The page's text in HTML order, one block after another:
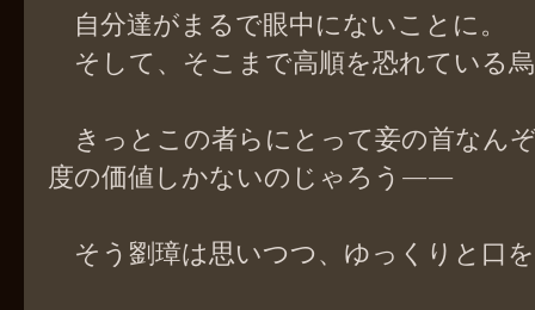
自分達がまるで眼中にないことに。
そして、そこまで高順を恐れている
きっとこの者らにとって妾の首なん
度の価値しかないのじゃろう――
そう劉璋は思いつつ、ゆっくりと口